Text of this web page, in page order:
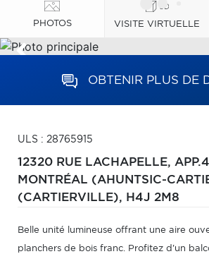
PHOTOS VISITE VIRTUELLE
OBTENIR PLUS DE
ULS : 28765915
12320 RUE LACHAPELLE,
MONTRÉAL (AHUNTSIC-
(CARTIERVILLE), H4J 2M8
Belle unité lumineuse offrant une aire
planchers de bois franc. Profitez d'un